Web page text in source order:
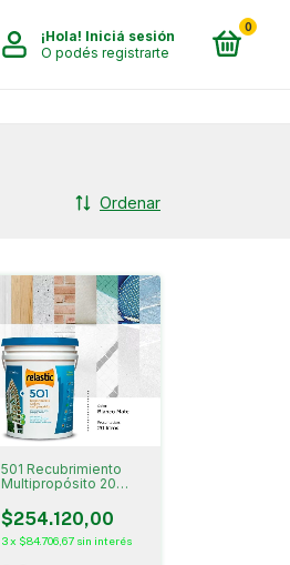
¡Hola! Iniciá sesión
O podés registrarte
0
Ordenar
501 Recubrimiento
Multipropósito 20
$254.120,00
3x $84.706,67 sin interés